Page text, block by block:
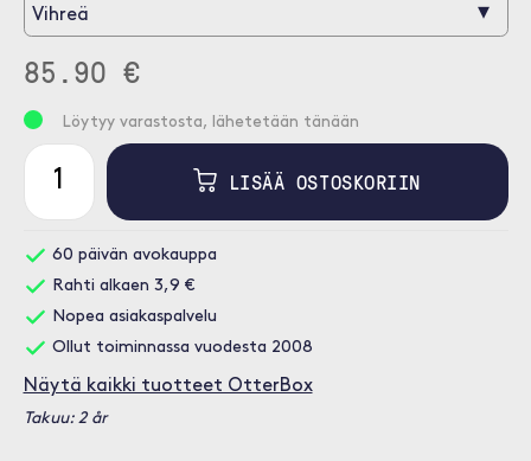
Vihreä ▾
85.90 €
Löytyy varastosta, lähetetään tänään
LISÄÄ OSTOSKORIIN
60 päivän avokauppa
Rahti alkaen 3,9 €
Nopea asiakaspalvelu
Ollut toiminnassa vuodesta 2008
Näytä kaikki tuotteet OtterBox
Takuu: 2 år